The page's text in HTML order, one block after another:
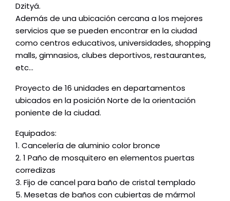
Dzityá.
Además de una ubicación cercana a los mejores
servicios que se pueden encontrar en la ciudad
como centros educativos, universidades, shopping
malls, gimnasios, clubes deportivos, restaurantes,
etc…
Proyecto de 16 unidades en departamentos
ubicados en la posición Norte de la orientación
poniente de la ciudad.
Equipados:
1. Cancelería de aluminio color bronce
2. 1 Paño de mosquitero en elementos puertas
corredizas
3. Fijo de cancel para baño de cristal templado
5. Mesetas de baños con cubiertas de mármol